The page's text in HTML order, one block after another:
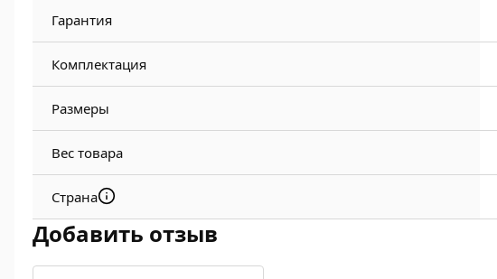
Гарантия
Комплектация
Размеры
Вес товара
Страна
Добавить отзыв